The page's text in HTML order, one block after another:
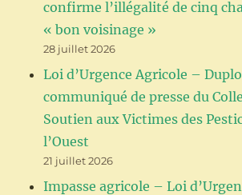
confirme l’illégalité de cinq
« bon voisinage »
28 juillet 2026
Loi d’Urgence Agricole –
communiqué de presse du
Soutien aux Victimes des
l’Ouest
21 juillet 2026
Impasse agricole – Loi